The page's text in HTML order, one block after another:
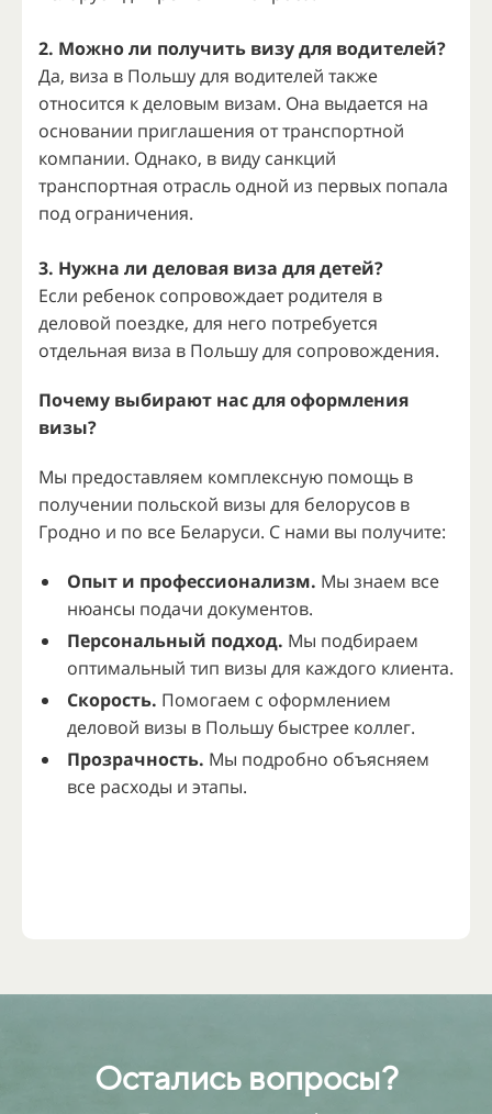
2. Можно ли получить визу для водителей?
Да, виза в Польшу для водителей также
относится к деловым визам. Она выдается на
основании приглашения от транспортной
компании. Однако, в виду санкций
транспортная отрасль одной из первых попала
под ограничения.
3. Нужна ли деловая виза для детей?
Если ребенок сопровождает родителя в
деловой поездке, для него потребуется
отдельная виза в Польшу для сопровождения.
Почему выбирают нас для оформления
визы?
Мы предоставляем комплексную помощь в
получении польской визы для белорусов в
Гродно и по все Беларуси. С нами вы получите:
Опыт и профессионализм. Мы знаем все
нюансы подачи документов.
Персональный подход. Мы подбираем
оптимальный тип визы для каждого клиента.
Скорость. Помогаем с оформлением
деловой визы в Польшу быстрее коллег.
Прозрачность. Мы подробно объясняем
все расходы и этапы.
Остались вопросы?